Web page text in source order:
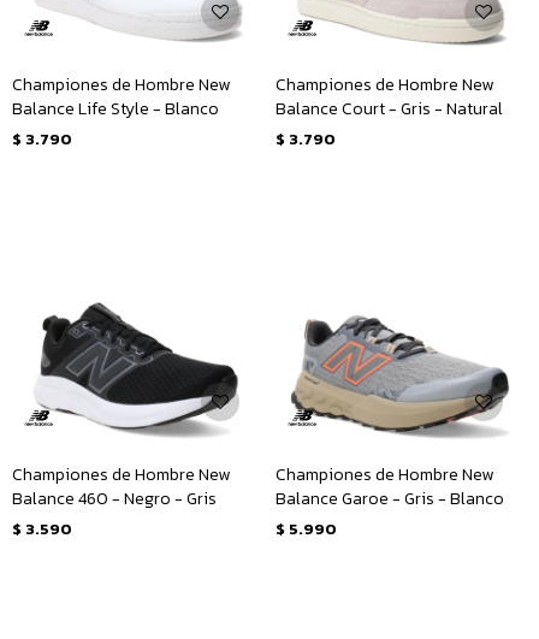
Championes de Hombre New
Balance Life Style - Blanco
$ 3.790
Championes de Hombre New
Balance Court - Gris - Natural
$ 3.790
Championes de Hombre New
Balance 460 - Negro - Gris
$ 3.590
Championes de Hombre New
Balance Garoe - Gris - Blanco
$ 5.990